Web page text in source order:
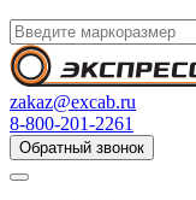
zakaz@excab.ru
8-800-201-2261
Обратный звонок